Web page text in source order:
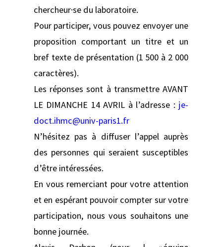
chercheur·se du laboratoire.
Pour participer, vous pouvez envoyer une
proposition comportant un titre et un
bref texte de présentation (1 500 à 2 000
caractères).
Les réponses sont à transmettre AVANT
LE DIMANCHE 14 AVRIL à l’adresse : je-
doct.ihmc@univ-paris1.fr
N’hésitez pas à diffuser l’appel auprès
des personnes qui seraient susceptibles
d’être intéressées.
En vous remerciant pour votre attention
et en espérant pouvoir compter sur votre
participation, nous vous souhaitons une
bonne journée.